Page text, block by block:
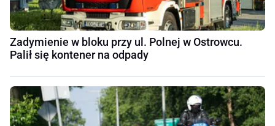
Zadymienie w bloku przy ul. Polnej w Ostrowcu.
Palił się kontener na odpady